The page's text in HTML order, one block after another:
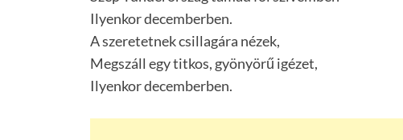
Ilyenkor decemberben.
A szeretetnek csillagára nézek,
Megszáll egy titkos, gyönyörű igézet,
Ilyenkor decemberben.